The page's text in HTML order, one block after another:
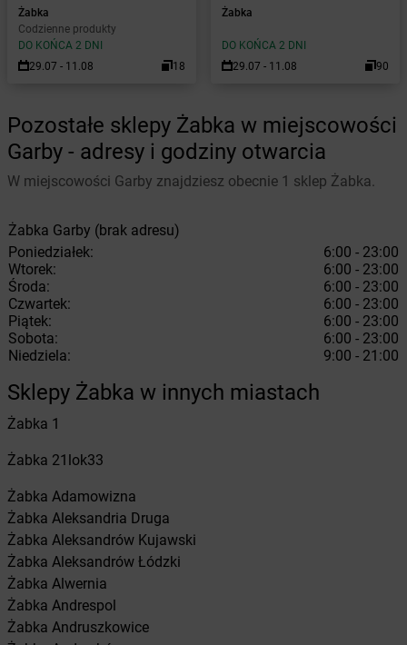
Żabka
Codzienne produkty
DO KOŃCA 2 DNI
29.07 - 11.08
18
Żabka
DO KOŃCA 2 DNI
29.07 - 11.08
90
Pozostałe sklepy Żabka w miejscowości
Garby - adresy i godziny otwarcia
W miejscowości Garby znajdziesz obecnie 1 sklep Żabka.
Żabka Garby (brak adresu)
Poniedziałek:
6:00 - 23:00
Wtorek:
6:00 - 23:00
Środa:
6:00 - 23:00
Czwartek:
6:00 - 23:00
Piątek:
6:00 - 23:00
Sobota:
6:00 - 23:00
Niedziela:
9:00 - 21:00
Sklepy Żabka w innych miastach
Żabka 1
Żabka 21lok33
Żabka Adamowizna
Żabka Aleksandria Druga
Żabka Aleksandrów Kujawski
Żabka Aleksandrów Łódzki
Żabka Alwernia
Żabka Andrespol
Żabka Andruszkowice